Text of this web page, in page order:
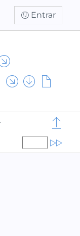
Entrar